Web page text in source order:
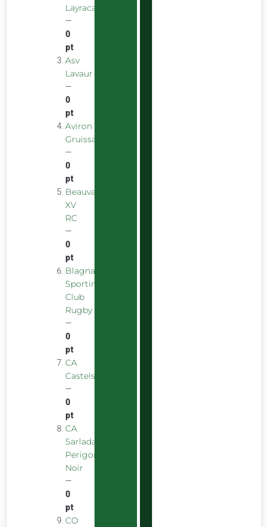
Layracaise
—
0
pt
Asv
Lavaur
—
0
pt
Aviron
Gruissanais
—
0
pt
Beauvais
XV
RC
—
0
pt
Blagnac
Sporting
Club
Rugby
—
0
pt
CA
Castelsarrasinois
—
0
pt
CA
Sarladais
Perigord
Noir
—
0
pt
CO